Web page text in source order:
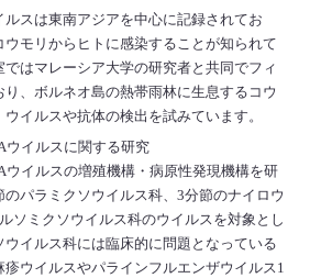
ルスは東南アジアを中心に記録されてお
ウモリからヒトに感染することが知られて
はマレーシア大学の研究者と共同でフィ
、ボルネオ島の熱帯雨林に生息するコウ
イルスや抗体の検出を試みています。
ウイルスに関する研究
ウイルスの増殖機構・病原性発現機構を研
パラミクソウイルス科、3分節のナイロウ
ソミクソウイルス科のウイルスを対象とし
イルス科には臨床的に問題となっている
疹ウイルスやパラインフルエンザウイルス1